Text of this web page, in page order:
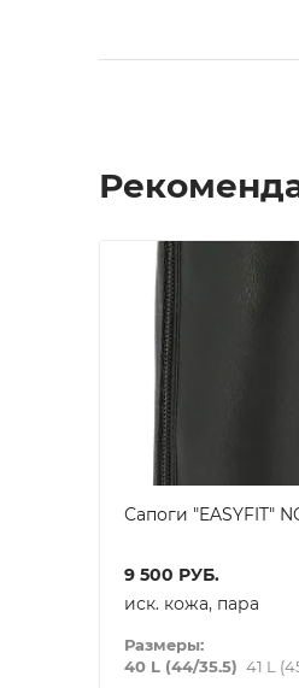
Сапоги "EASYFIT"
9 500 РУБ.
иск. кожа, пара
Размеры:
40 L (44/35.5) 41 L